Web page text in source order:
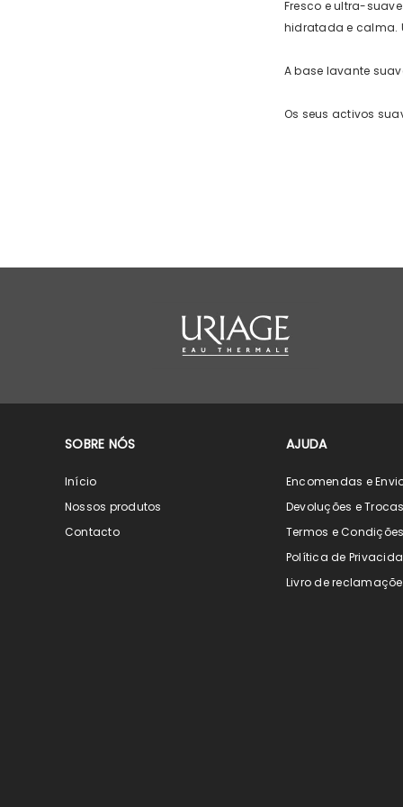
Fresco e ultra-
hidratada e calma.
A base lavante
Os seus activos
SOBRE NÓS
Início
Nossos produtos
Contacto
AJUDA
Encomendas e
Devoluções e Trocas
Termos e Condições
Política de
Livro de